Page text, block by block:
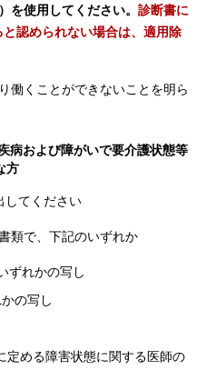
を使用してください。 診断書に
認められない場合は、 適用除
働くことができないことを明ら
病および障がいで要介護状態等
方
してください
類で、下記のいずれか
ずれかの写し
の写し
定める障害状態に関する医師の